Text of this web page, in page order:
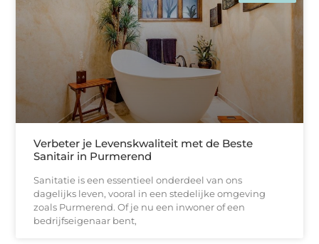
Verbeter je Levenskwaliteit met de Beste
Sanitair in Purmerend
Sanitatie is een essentieel onderdeel van ons
dagelijks leven, vooral in een stedelijke omgeving
zoals Purmerend. Of je nu een inwoner of een
bedrijfseigenaar bent,